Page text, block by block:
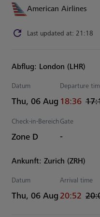
American Airlines
Last updated at: 21:18
Abflug: London (LHR)
Datum
Thu, 06 Aug
Departure
actual
18:36
Estimated
Check-in-Bereich
Zone D
Gate
-
Ankunft: Zurich (ZRH)
Datum
Thu, 06 Aug
Arrival time
actual
20:52
Estimated